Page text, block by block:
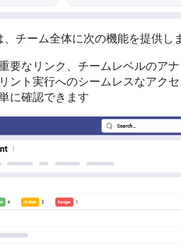
チーム全体に次の機能を提供し
要なリンク、チームレベルのア
ント実行へのシームレスなアク
に確認できます